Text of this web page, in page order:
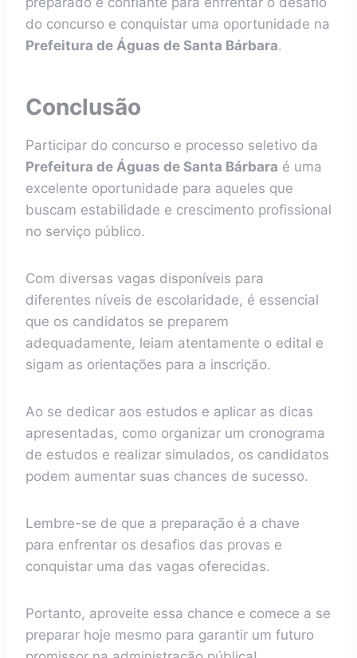
do concurso e conquistar uma oportunidade na
Prefeitura de Águas de Santa Bárbara.
Conclusão
Participar do concurso e processo seletivo da
Prefeitura de Águas de Santa Bárbara é uma
excelente oportunidade para aqueles que
buscam estabilidade e crescimento profissional
no serviço público.
Com diversas vagas disponíveis para
diferentes níveis de escolaridade, é essencial
que os candidatos se preparem
adequadamente, leiam atentamente o edital e
sigam as orientações para a inscrição.
Ao se dedicar aos estudos e aplicar as dicas
apresentadas, como organizar um cronograma
de estudos e realizar simulados, os candidatos
podem aumentar suas chances de sucesso.
Lembre-se de que a preparação é a chave
para enfrentar os desafios das provas e
conquistar uma das vagas oferecidas.
Portanto, aproveite essa chance e comece a se
preparar hoje mesmo para garantir um futuro